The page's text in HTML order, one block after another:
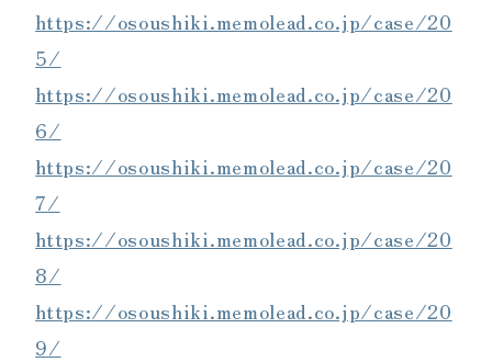
https://osoushiki.memolead.co.jp/case/20
5/
https://osoushiki.memolead.co.jp/case/20
6/
https://osoushiki.memolead.co.jp/case/20
7/
https://osoushiki.memolead.co.jp/case/20
8/
https://osoushiki.memolead.co.jp/case/20
9/